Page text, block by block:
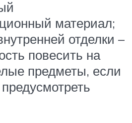
материал;
отделки –
повесить на
предметы, если